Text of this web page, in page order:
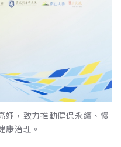
妤，致力推動健保永續、慢
康治理。